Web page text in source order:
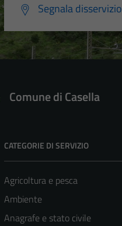
Segnala disservizio
Comune di Casella
CATEGORIE DI SERVIZIO
Agricoltura e pesca
Ambiente
Anagrafe e stato civile